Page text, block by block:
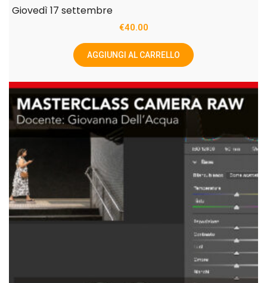
Giovedì 17 settembre
€40.00
AGGIUNGI AL CARRELLO